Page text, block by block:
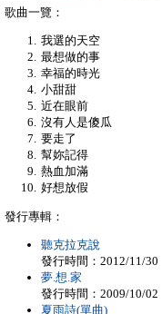
歌曲一覽：
我選的天空
最想做的事
幸福的時光
小甜甜
近在眼前
沒有人是傻瓜
要走了
幫妳記得
熱血加滿
好想放假
發行專輯：
聽克拉克說
發行時間：2012/11/30
夢.想.家
發行時間：2009/10/02
夏雨詩(單曲)